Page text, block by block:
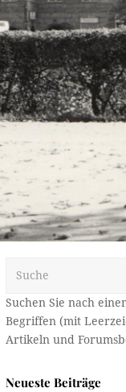
Neueste Beiträge